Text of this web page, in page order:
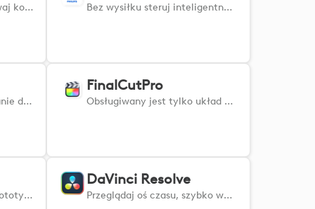
Bądź na bieżąco i zachowaj kontrolę dzięki szybkiemu dostępowi do funkcji Discorda Bez wysiłku steruj inteligentnym oświetleniem za pomocą wtyczki Philips Hue dla urządzeń MX. Płynnie dostosowuj jasność i temperaturę barwową, włączaj i wyłączaj pojedyncze lampy, sceny lub całe strefy, a także ustawiaj niestandardowe akcje, aby stworzyć idealną atmosferę.
MIXLINE to oprogramowanie do miksowania audio, które upraszcza routing, miksowanie i strumieniowanie dźwięku. Po skonfigurowaniu wejść i wyjść audio w MIXLINE, wtyczka ta umożliwia regulację głośności, przełączanie wyciszenia i rozpoczęcie monitorowania bezpośrednio z urządzeń Logi.
FinalCutPro
Obsługiwany jest tylko układ klawiatury US. Sterowanie Final Cut Pro. Podczas instalacji wtyczki upewnij się, że program FCP jest zamknięty, aby automatycznie wybrać prawidłowe ustawienia skrótów klawiaturowych w programie FCP. Jeśli akcje nie działają prawidłowo, upewnij się, że w FCP -> Zestawy poleceń wybrano prawidłowy zestaw poleceń Logi.
Ułatw sobie tworzenie prototypów, projektów wektorowych i Figjamów dzięki natychmiastowemu dostępowi do ulubionych narzędzi.
DaVinci Resolve
Przeglądaj oś czasu, szybko wycinaj, organizuj i retuszuj klipy dzięki natychmiastowemu dostępowi do najczęściej używanych narzędzi.